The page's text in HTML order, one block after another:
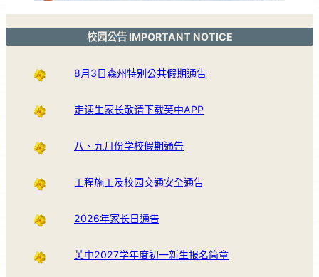
校园公告 IMPORTANT NOTICE
8月3日森州特别公共假期通告
走读生家长敬请下载芙中APP
八、九月份学校假期通告
工程施工及校园交通安全通告
2026年家长日通告
芙中2027学年度初一新生报名简章